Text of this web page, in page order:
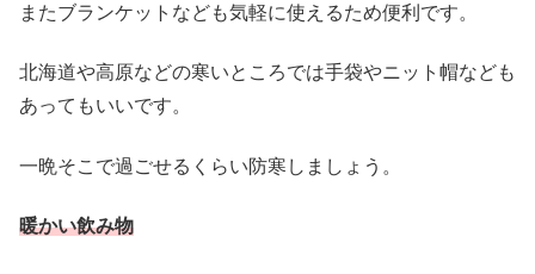
またブランケットなども気軽に使えるため便利です。
北海道や高原などの寒いところでは手袋やニット帽なども
あってもいいです。
一晩そこで過ごせるくらい防寒しましょう。
暖かい飲み物